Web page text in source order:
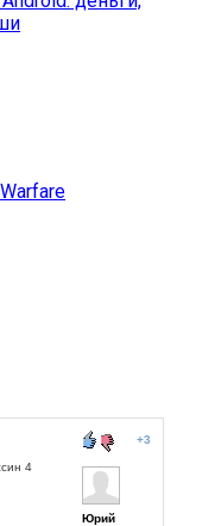
4
+3
Юрий